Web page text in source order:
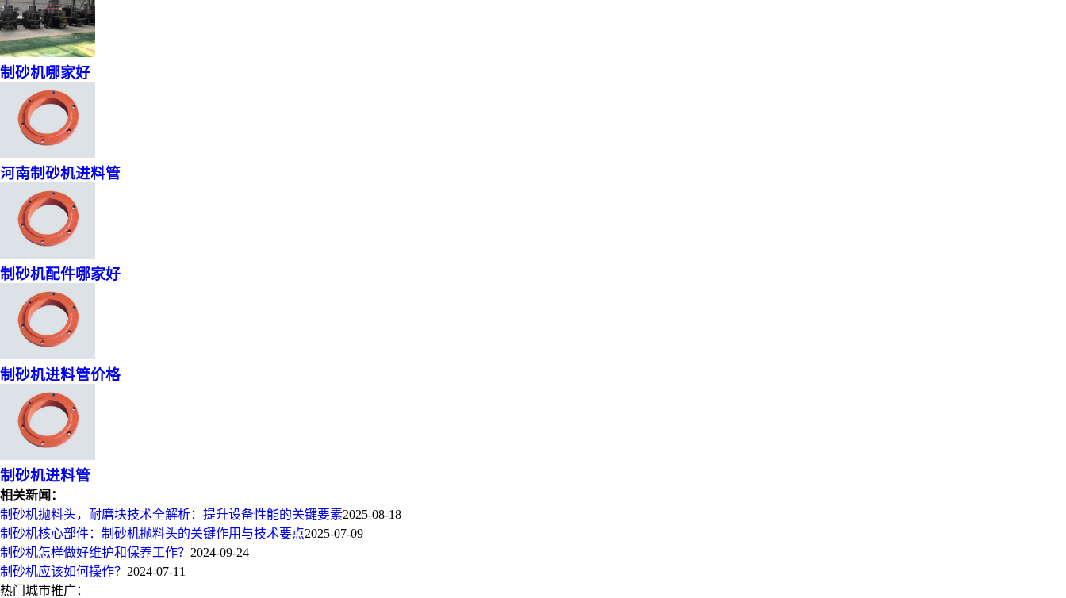
制砂机哪家好
河南制砂机进料管
制砂机配件哪家好
制砂机进料管价格
制砂机进料管
相关新闻：
制砂机抛料头，耐磨块技术全解析：提升设备性能的关键要素2025-08-18
制砂机核心部件：制砂机抛料头的关键作用与技术要点2025-07-09
制砂机怎样做好维护和保养工作？ 2024-09-24
制砂机应该如何操作？ 2024-07-11
热门城市推广：